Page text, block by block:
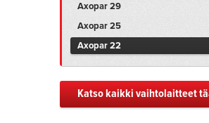
Axopar 29
Axopar 25
Axopar 22
Katso kaikki vaihtolaitteet